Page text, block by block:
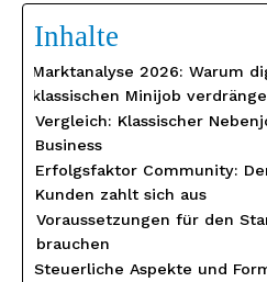
Inhalte
Marktanalyse 2026: Warum
klassischen Minijob
Vergleich: Klassischer
Business
Erfolgsfaktor Community:
Kunden zahlt sich aus
Voraussetzungen für den
brauchen
Steuerliche Aspekte und